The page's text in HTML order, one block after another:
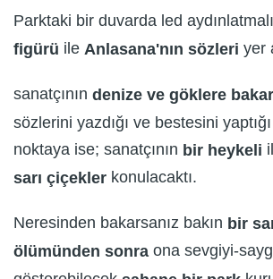
Parktaki bir duvarda led aydınlatmalı
figürü ile Anlasana'nın sözleri yer
sanatçının denize ve göklere
sözlerini yazdığı ve bestesini
noktaya ise; sanatçının bir heykeli
sarı çiçekler konulacaktı.
Neresinden bakarsanız bakın bir
ölümünden sonra ona sevgiyi-